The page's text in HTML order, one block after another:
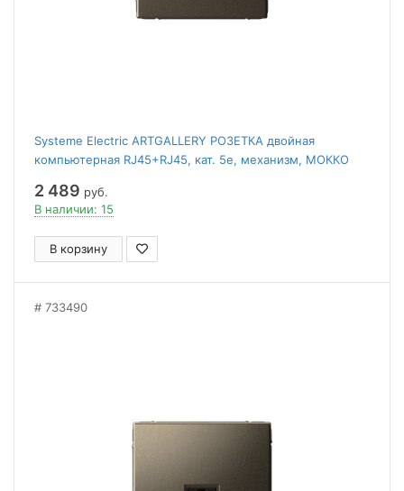
Systeme Electric ARTGALLERY РОЗЕТКА двойная
компьютерная RJ45+RJ45, кат. 5е, механизм, МОККО
2 489 руб.
В наличии: 15
В корзину
733490